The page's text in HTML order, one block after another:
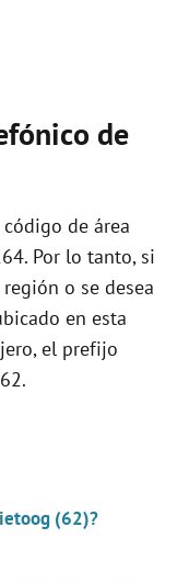
de
código de área
Por lo tanto, si
o se desea
en esta
el prefijo
(62)?